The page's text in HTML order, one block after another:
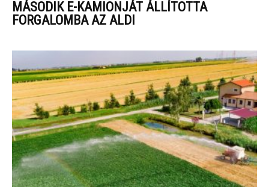
MÁSODIK E-KAMIONJÁT ÁLLÍTOTTA
FORGALOMBA AZ ALDI